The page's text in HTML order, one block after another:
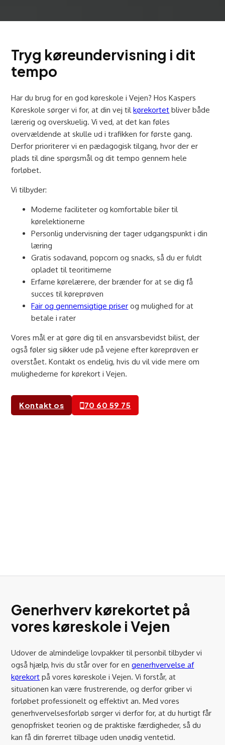
Tryg køreundervisning i dit
tempo
Har du brug for en god køreskole i Vejen? Hos Kaspers
Køreskole sørger vi for, at din vej tilkørekortet bliver både
lærerig og overskuelig. Vi ved, at det kan føles
overvældende at skulle ud i trafikken for første gang.
Derfor prioriterer vi en pædagogisk tilgang, hvor der er
plads til dine spørgsmål og dit tempo gennem hele
forløbet.
Vi tilbyder:
Moderne faciliteter og komfortable biler til
kørelektionerne
Personlig undervisning der tager udgangspunkt i din
læring
Gratis sodavand, popcorn og snacks, så du er fuldt
opladet til teoritimerne
Erfarne kørelærere, der brænder for at se dig få
succes til køreprøven
Fair og gennemsigtige priser og mulighed for at
betale i rater
Vores mål er at gøre dig til en ansvarsbevidst bilist, der
også føler sig sikker ude på vejene efter køreprøven er
overstået. Kontakt os endelig, hvis du vil vide mere om
mulighederne for kørekort i Vejen.
Kontakt os 70 60 59 75
Generhverv kørekortet på
vores køreskole i Vejen
Udover de almindelige lovpakker til personbil tilbyder vi
også hjælp, hvis du står over for engenerhvervelse af
kørekort på vores køreskole i Vejen. Vi forstår, at
situationen kan være frustrerende, og derfor griber vi
forløbet professionelt og effektivt an. Med vores
generhvervelsesforløb sørger vi derfor for, at du hurtigt får
genopfrisket teorien og de praktiske færdigheder, så du
kan få din førerret tilbage uden unødig ventetid.